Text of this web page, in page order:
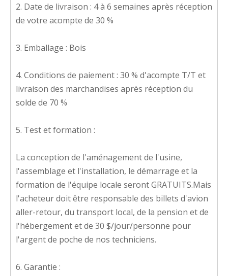
2. Date de livraison : 4 à 6 semaines après réception
de votre acompte de 30 %
3. Emballage : Bois
4. Conditions de paiement : 30 % d'acompte T/T et
livraison des marchandises après réception du
solde de 70 %
5. Test et formation :
La conception de l'aménagement de l'usine,
l'assemblage et l'installation, le démarrage et la
formation de l'équipe locale seront GRATUITS.Mais
l'acheteur doit être responsable des billets d'avion
aller-retour, du transport local, de la pension et de
l'hébergement et de 30 $/jour/personne pour
l'argent de poche de nos techniciens.
6. Garantie :